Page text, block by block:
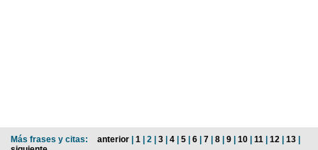
Más frases y citas: anterior | 1 | 2 | 3 | 4 | 5 | 6 | 7 | 8 | 9 | 10 | 11 | 12 | 13 |